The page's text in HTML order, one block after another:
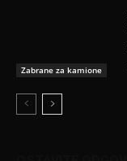
Zabrane za kamione